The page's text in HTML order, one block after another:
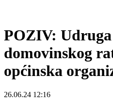
POZIV:
domovinskog
općinska
26.06.24 12:16